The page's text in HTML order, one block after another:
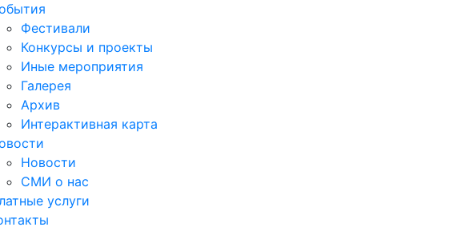
Фестивали
Конкурсы и проекты
Иные мероприятия
Галерея
Архив
Интерактивная карта
Новости
СМИ о нас
услуги